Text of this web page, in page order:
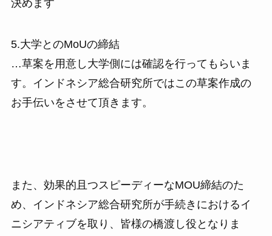
決めます
5.大学とのMoUの締結
…草案を用意し大学側には確認を行ってもらいま
す。インドネシア総合研究所ではこの草案作成の
お手伝いをさせて頂きます。
また、効果的且つスピーディーなMOU締結のた
め、インドネシア総合研究所が手続きにおけるイ
ニシアティブを取り、皆様の橋渡し役となりま